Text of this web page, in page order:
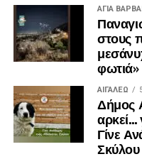
και την οδική ασφάλεια.
Ο σχεδιασμός
– 64 έργα
συνολικού
– 76 έργα ενίσχυσης του
αστικών υποδομών,
– καθώς και 31 έργα
ΑΓΙΑ
στους
φωτιά»
ΑΙΓΑΛΕΩ
Δήμος
αρκεί…
Γίνε
Σκύλου